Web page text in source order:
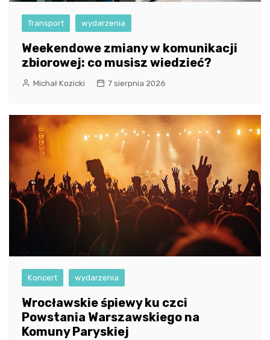
Transport wydarzenia
Weekendowe zmiany w komunikacji
zbiorowej: co musisz wiedzieć?
Michał Kozicki 7 sierpnia 2026
Koncert wydarzenia
Wrocławskie śpiewy ku czci
Powstania Warszawskiego na
Komuny Paryskiej